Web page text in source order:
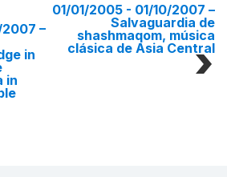
2007 –
in
in
01/01/2005 - 01/10/2007 –
Salvaguardia de
shashmaqom, música
clásica de Asia Central